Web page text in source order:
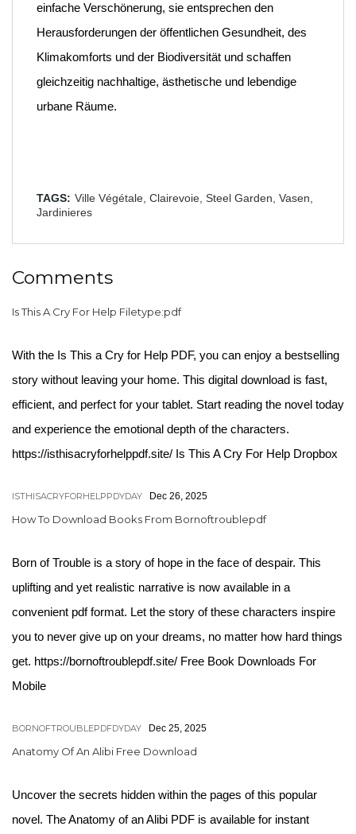
einfache Verschönerung, sie entsprechen den
Herausforderungen der öffentlichen Gesundheit, des
Klimakomforts und der Biodiversität und schaffen
gleichzeitig nachhaltige, ästhetische und lebendige
urbane Räume.
TAGS: Ville Végétale, Clairevoie, Steel Garden, Vasen,
Jardinieres
Comments
Is This A Cry For Help Filetype:pdf
With the Is This a Cry for Help PDF, you can enjoy a bestselling
story without leaving your home. This digital download is fast,
efficient, and perfect for your tablet. Start reading the novel today
and experience the emotional depth of the characters.
https://isthisacryforhelppdf.site/ Is This A Cry For Help Dropbox
ISTHISACRYFORHELPPDYDAY Dec 26, 2025
How To Download Books From Bornoftroublepdf
Born of Trouble is a story of hope in the face of despair. This
uplifting and yet realistic narrative is now available in a
convenient pdf format. Let the story of these characters inspire
you to never give up on your dreams, no matter how hard things
get. https://bornoftroublepdf.site/ Free Book Downloads For
Mobile
BORNOFTROUBLEPDFDYDAY Dec 25, 2025
Anatomy Of An Alibi Free Download
Uncover the secrets hidden within the pages of this popular
novel. The Anatomy of an Alibi PDF is available for instant